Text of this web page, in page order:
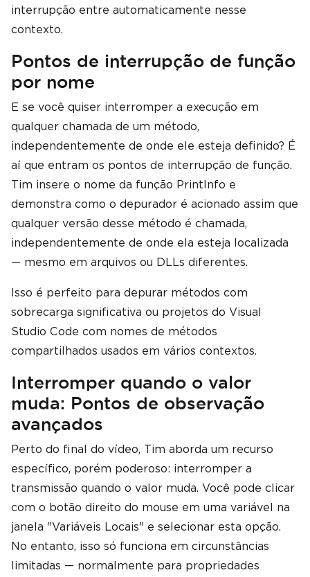
interrupção entre automaticamente nesse
contexto.
Pontos de interrupção de função
por nome
E se você quiser interromper a execução em
qualquer chamada de um método,
independentemente de onde ele esteja definido? É
aí que entram os pontos de interrupção de função.
Tim insere o nome da função PrintInfo e
demonstra como o depurador é acionado assim que
qualquer versão desse método é chamada,
independentemente de onde ela esteja localizada
— mesmo em arquivos ou DLLs diferentes.
Isso é perfeito para depurar métodos com
sobrecarga significativa ou projetos do Visual
Studio Code com nomes de métodos
compartilhados usados ​​em vários contextos.
Interromper quando o valor
muda: Pontos de observação
avançados
Perto do final do vídeo, Tim aborda um recurso
específico, porém poderoso: interromper a
transmissão quando o valor muda. Você pode clicar
com o botão direito do mouse em uma variável na
janela "Variáveis ​​Locais" e selecionar esta opção.
No entanto, isso só funciona em circunstâncias
limitadas — normalmente para propriedades